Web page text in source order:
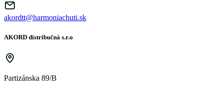
akordtt@harmoniachuti.sk
AKORD distribučná s.r.o
Partizánska 89/B